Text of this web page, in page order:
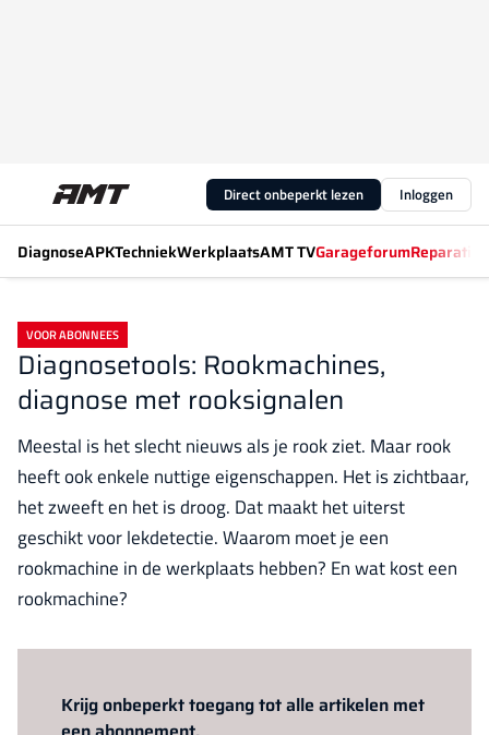
Direct onbeperkt lezen Inloggen
DiagnoseAPKTechniekWerkplaatsAMT TVGarageforum
VOOR ABONNEES
Diagnosetools: Rookmachines,
diagnose met rooksignalen
Meestal is het slecht nieuws als je rook ziet. Maar rook
heeft ook enkele nuttige eigenschappen. Het is zichtbaar,
het zweeft en het is droog. Dat maakt het uiterst
geschikt voor lekdetectie. Waarom moet je een
rookmachine in de werkplaats hebben? En wat kost een
rookmachine?
Krijg onbeperkt toegang tot alle artikelen met